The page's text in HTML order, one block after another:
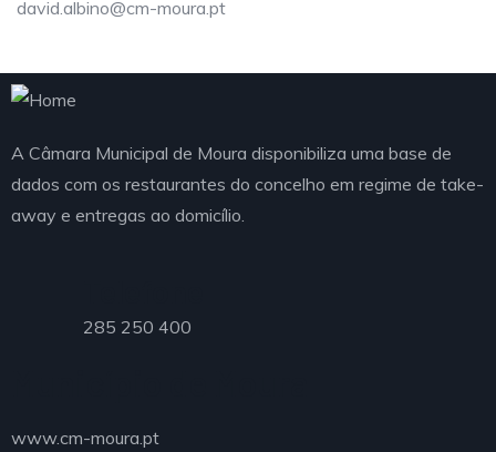
david.albino@cm-moura.pt
A Câmara Municipal de Moura disponibiliza uma base de
dados com os restaurantes do concelho em regime de take-
away e entregas ao domicílio.
285 250 400
www.cm-moura.pt